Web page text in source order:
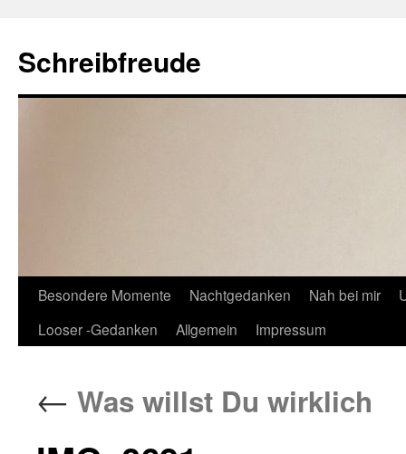
Schreibfreude
Besondere Momente Nachtgedanken Nah bei mir
Looser -Gedanken
Allgemein Impressum
← Was willst Du wirklich